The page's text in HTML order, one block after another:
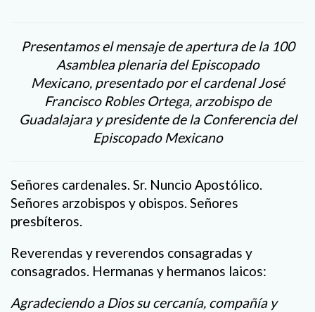
Presentamos el mensaje de apertura de la 100
Asamblea plenaria del Episcopado
Mexicano, presentado por el cardenal José
Francisco Robles Ortega, arzobispo de
Guadalajara y presidente de la Conferencia del
Episcopado Mexicano
Señores cardenales. Sr. Nuncio Apostólico.
Señores arzobispos y obispos. Señores
presbíteros.
Reverendas y reverendos consagradas y
consagrados. Hermanas y hermanos laicos:
Agradeciendo a Dios su cercanía, compañía y